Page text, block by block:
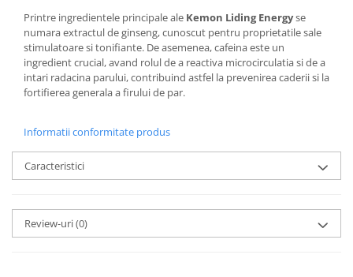
Printre ingredientele principale ale Kemon Liding Energyse
numara extractul de ginseng, cunoscut pentru proprietatile sale
stimulatoare si tonifiante. De asemenea, cafeina este un
ingredient crucial, avand rolul de a reactiva microcirculatia si de a
intari radacina parului, contribuind astfel la prevenirea caderii si la
fortifierea generala a firului de par.
Informatii conformitate produs
Caracteristici
Review-uri(0)